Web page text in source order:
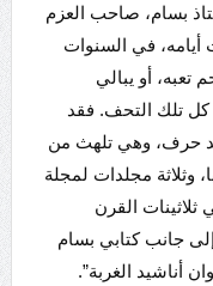
بسام، صاحب العزم
أيامه، في السنوات
أو يبالي
كل تلك التحف. فقد
حرف، وهي تلهث من
وثلاثة مجلدات لمجلة
القرن
جانب كتابي بسام
أناشيد الغربة”.